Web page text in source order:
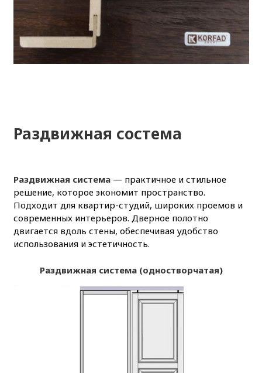
Раздвижная состема
Раздвижная система— практичное и стильное
решение, которое экономит пространство.
Подходит для квартир-студий, широких проемов и
современных интерьеров. Дверное полотно
двигается вдоль стены, обеспечивая удобство
использования и эстетичность.
Раздвижная система (одностворчатая)